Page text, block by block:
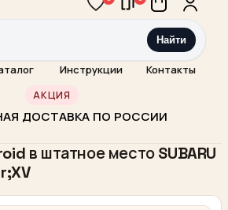
Найти
Инструкции Контакты
АКЦИЯ
ДОСТАВКА ПО РОССИИ
в штатное место SUBARU